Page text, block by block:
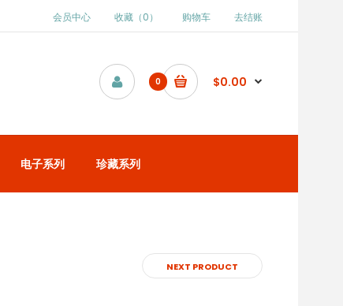
会员中心 收藏（0） 购物车 去结账
0 $0.00
电子系列 珍藏系列
NEXT PRODUCT